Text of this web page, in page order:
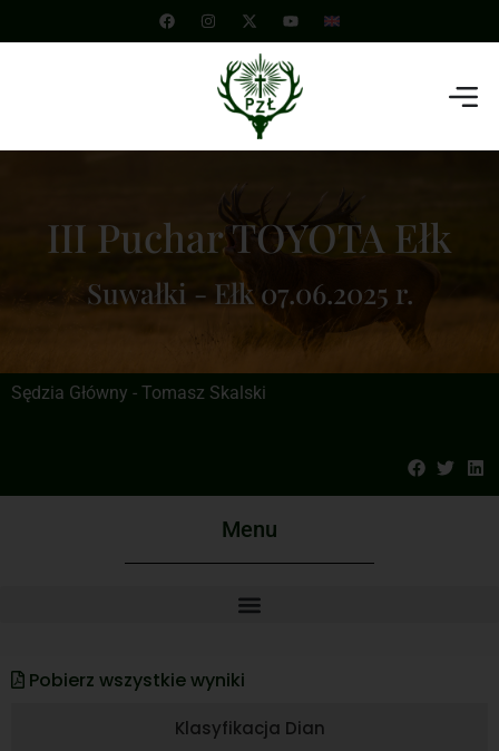
III Puchar TOYOTA Ełk
Suwałki - Ełk 07.06.2025 r.
Sędzia Główny - Tomasz Skalski
Menu
Pobierz wszystkie wyniki
Klasyfikacja Dian